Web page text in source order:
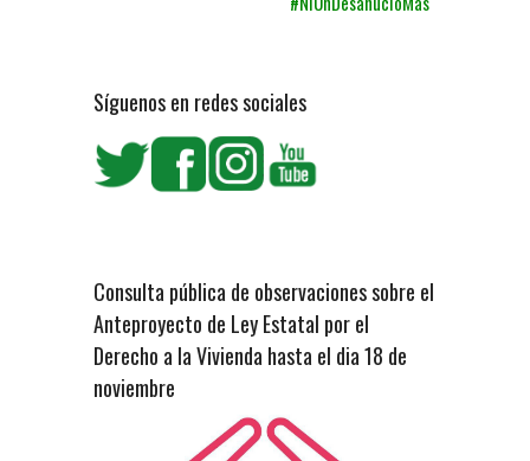
Síguenos en redes sociales
Consulta pública de observaciones sobre el
Anteproyecto de Ley Estatal por el
Derecho a la Vivienda hasta el dia 18 de
noviembre